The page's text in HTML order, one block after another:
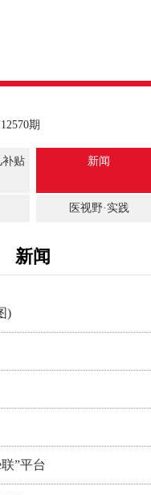
期
补贴
新闻
医视野·实践
新闻
)
”平台